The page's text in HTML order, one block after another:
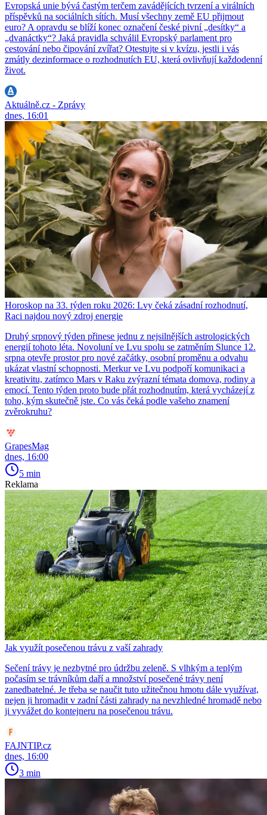
Evropská unie bývá častým terčem zavádějících tvrzení a virálních
příspěvků na sociálních sítích. Musí všechny země EU přijmout
euro? A opravdu se blíží konec označení české pivní „desítky“ a
„dvanáctky“? Jaká pravidla schválil Evropský parlament pro
cestování nebo čipování zvířat? Otestujte si v kvízu, jestli i vás
zmátly dezinformace o rozhodnutích EU, která ovlivňují každodenní
život.
Aktuálně.cz - Zprávy
dnes, 16:01
Horoskop na 33. týden roku 2026: Lvy čeká zásadní rozhodnutí,
Raci najdou nový zdroj energie
Druhý srpnový týden přinese jednu z nejsilnějších astrologických
energií tohoto léta. Novoluní ve Lvu spolu se zatměním Slunce 12.
srpna otevře prostor pro nové začátky, osobní proměnu a odvahu
ukázat vlastní schopnosti. Merkur ve Lvu podpoří komunikaci a
kreativitu, zatímco Mars v Raku zvýrazní témata domova, rodiny a
emocí. Tento týden proto bude přát rozhodnutím, která vycházejí z
toho, kým skutečně jste. Co vás čeká podle vašeho znamení
zvěrokruhu?
GrapesMag
dnes, 16:00
5 min
Reklama
Jak využít posečenou trávu z vaší zahrady
Sečení trávy je nezbytné pro údržbu zeleně. S vlhkým a teplým
počasím se trávníkům daří a množství posečené trávy není
zanedbatelné. Je třeba se naučit tuto užitečnou hmotu dále využívat,
nejen ji hromadit v zadní části zahrady na nevzhledné hromadě nebo
ji vyvážet do kontejneru na posečenou trávu.
FAJNTIP.cz
dnes, 16:00
3 min